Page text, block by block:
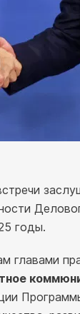
годы.
главами